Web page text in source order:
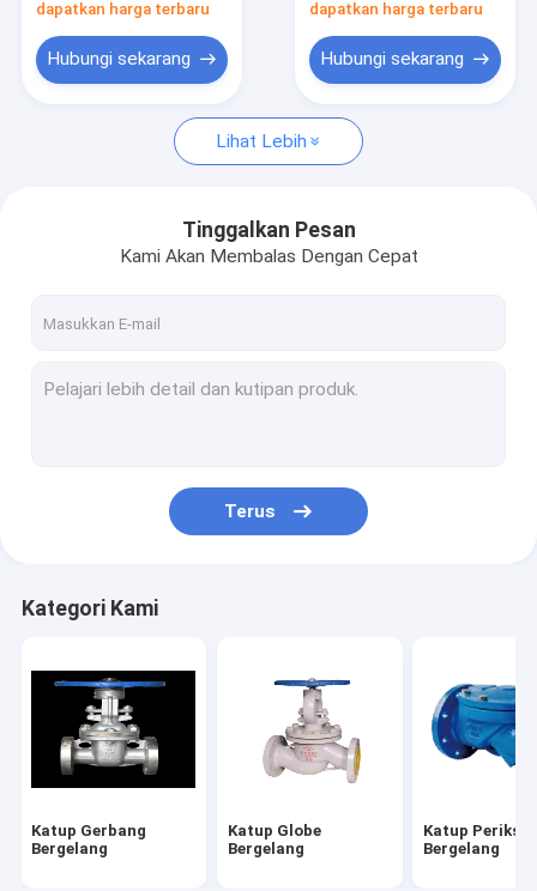
Katup Periksa Ayun Bergelang
Katup Bola Mengambang
Katup Kupu-Kupu Bergelang
katup kupu-kupu wafer
Katup Pemeliharaan Air
Katup Udara Bergelang
dapatkan harga terbaru
Hubungi sekarang
dapatkan harga terbaru
Hubungi sekarang
Lihat Lebih
Tinggalkan Pesan
Kami Akan Membalas Dengan Cepat
Terus
Kategori Kami
Katup Gerbang
Bergelang
Katup Globe
Bergelang
Katup Periksa
Bergelang